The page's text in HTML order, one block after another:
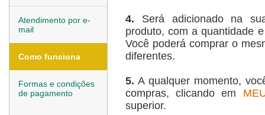
Atendimento por e-
mail
Como funciona
Formas e condições
de pagamento
4. Será adicionado na
produto, com a quantidade
Você poderá comprar o
diferentes.
5. A qualquer momento,
compras, clicando em
superior.